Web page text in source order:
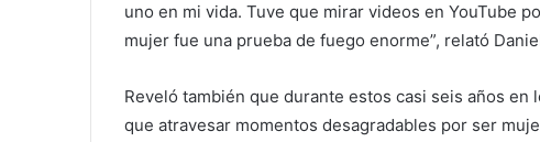
uno en mi vida. Tuve que mirar videos en YouTube
mujer fue una prueba de fuego enorme”, relató
Reveló también que durante estos casi seis años
que atravesar momentos desagradables por ser